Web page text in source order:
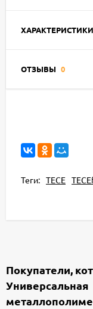
ХАРАКТЕРИСТИКИ
ОТЗЫВЫ 0
Теги: TECE
Покупатели,
Универсальная